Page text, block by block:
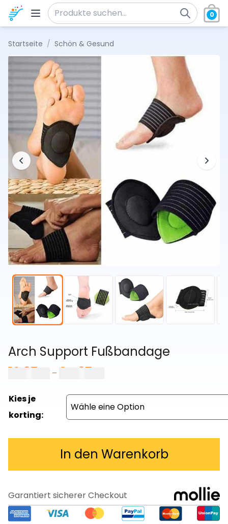
Zum Inhalt springen
Suche nach:
0
Startseite / Schön & Gesund
Arch Support Fußbandage
12,97
– 24,97
bis
24,97 €
Kies je
korting:
In den Warenkorb
Garantiert sicherer Checkout